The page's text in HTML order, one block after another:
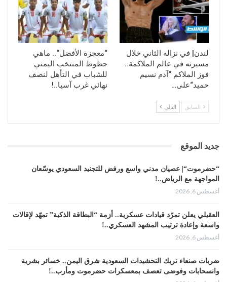
لندن| في نزاله الثاني خلال
مسيرته في عالم الملاكمة..
فوز الملاكم “آدم نسيم
حميد“على…
“معجزة الأفضل“.. ماهي
حظوظ المنتخب اليمني
للشباب في التأهل لنصف
نهائي غرب آسيا..!
السابق التالي
جديد الموقع
“حضرموت“| عصيان مدني واسع ورفض للتجنيد السعودي يوسّعان
المواجهة مع الرياض..!
أغسطس 6, 2026
العقيلي يعلن تمرّد قيادات عسكرية.. أزمة “البطاقة الذكية” تمهّد لإقالات
واسعة وإعادة ترتيب المشهد العسكري..!
أغسطس 6, 2026
ضربات صنعاء تربك التحشيدات السعودية شرق اليمن.. خسائر بشرية
وانسحابات وفوضى تعصف بمعسكرات حضرموت ومأرب..!